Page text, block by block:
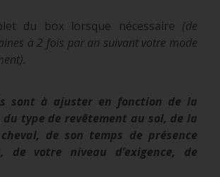
du box lorsque nécessaire (de
à 2 fois par an suivant votre mode
sont à ajuster en fonction de la
type de revêtement au sol, de la
de son temps de présence
de votre niveau d’exigence, de